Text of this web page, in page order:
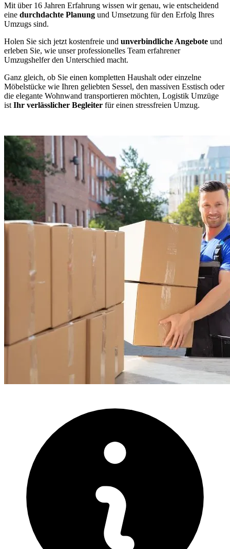
Mit über 16 Jahren Erfahrung wissen wir genau, wie entscheidend
eine durchdachte Planung und Umsetzung für den Erfolg Ihres
Umzugs sind.
Holen Sie sich jetzt kostenfreie und unverbindliche Angebote und
erleben Sie, wie unser professionelles Team erfahrener
Umzugshelfer den Unterschied macht.
Ganz gleich, ob Sie einen kompletten Haushalt oder einzelne
Möbelstücke wie Ihren geliebten Sessel, den massiven Esstisch oder
die elegante Wohnwand transportieren möchten, Logistik Umzüge
ist Ihr verlässlicher Begleiter für einen stressfreien Umzug.